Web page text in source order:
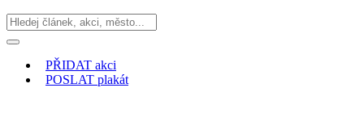
PŘIDAT akci
POSLAT plakát